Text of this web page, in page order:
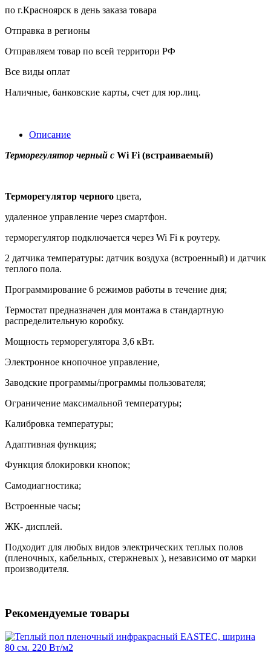
по г.Красноярск в день заказа товара
Отправка в регионы
Отправляем товар по всей территори РФ
Все виды оплат
Наличные, банковские карты, счет для юр.лиц.
Описание
Терморегулятор черный c Wi Fi (встраиваемый)
Терморегулятор черного цвета,
удаленное управление через смартфон.
терморегулятор подключается через Wi Fi к роутеру.
2 датчика температуры: датчик воздуха (встроенный) и датчик
теплого пола.
Программирование 6 режимов работы в течение дня;
Термостат предназначен для монтажа в стандартную
распределительную коробку.
Мощность терморегулятора 3,6 кВт.
Электронное кнопочное управление,
Заводские программы/программы пользователя;
Ограничение максимальной температуры;
Калибровка температуры;
Адаптивная функция;
Функция блокировки кнопок;
Самодиагностика;
Встроенные часы;
ЖК- дисплей.
Подходит для любых видов электрических теплых полов
(пленочных, кабельных, стержневых ), независимо от марки
производителя.
Рекомендуемые товары